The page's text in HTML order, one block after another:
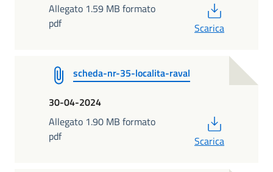
Allegato 1.59 MB formato
pdf
Scarica
scheda-nr-35-localita-raval
30-04-2024
Allegato 1.90 MB formato
pdf
Scarica